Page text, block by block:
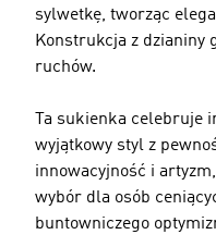
sylwetkę, tworząc
Konstrukcja z dzianiny
ruchów.
Ta sukienka celebruje
wyjątkowy styl z
innowacyjność i
wybór dla osób
buntowniczego